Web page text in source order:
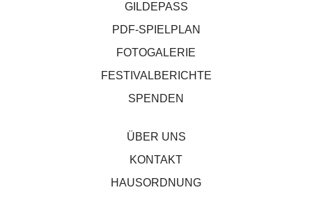
GILDEPASS
PDF-SPIELPLAN
FOTOGALERIE
FESTIVALBERICHTE
SPENDEN
ÜBER UNS
KONTAKT
HAUSORDNUNG